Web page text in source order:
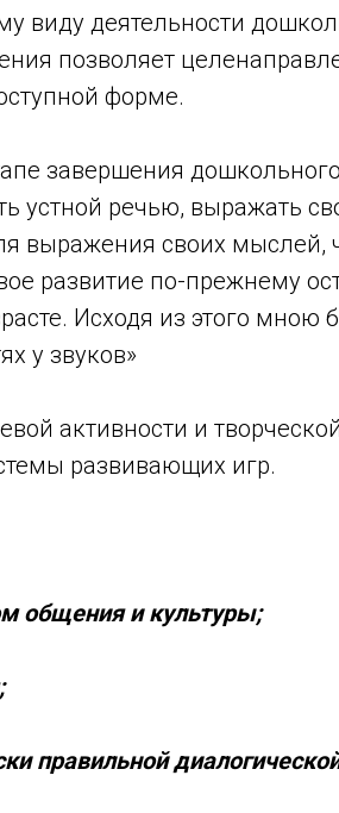
виду деятельности
позволяет
форме.
завершения
устной речью, выражать
выражения своих мыслей,
развитие по-прежнему
Исходя из этого мною
у звуков»
активности и
развивающих игр.
общения и культуры;
правильной